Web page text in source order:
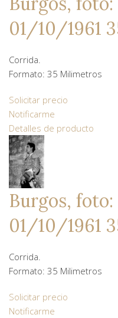
01/10/1961
Corrida.
Formato: 35 Milimetros
Solicitar precio
Notificarme
Detalles de producto
Burgos, foto:
01/10/1961
Corrida.
Formato: 35 Milimetros
Solicitar precio
Notificarme